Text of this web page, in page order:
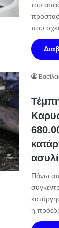
του
που
Πάνω
η